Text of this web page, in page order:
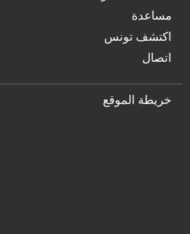
مساعدة
اكتشف تونس
اتصال
خريطة الموقع